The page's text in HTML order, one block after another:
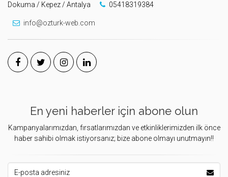
Dokuma / Kepez / Antalya 05418319384
info@ozturk-web.com
En yeni haberler için abone olun
Kampanyalarımızdan, fırsatlarımızdan ve etkinliklerimizden ilk önce
haber sahibi olmak istiyorsanız; bize abone olmayı unutmayın!!